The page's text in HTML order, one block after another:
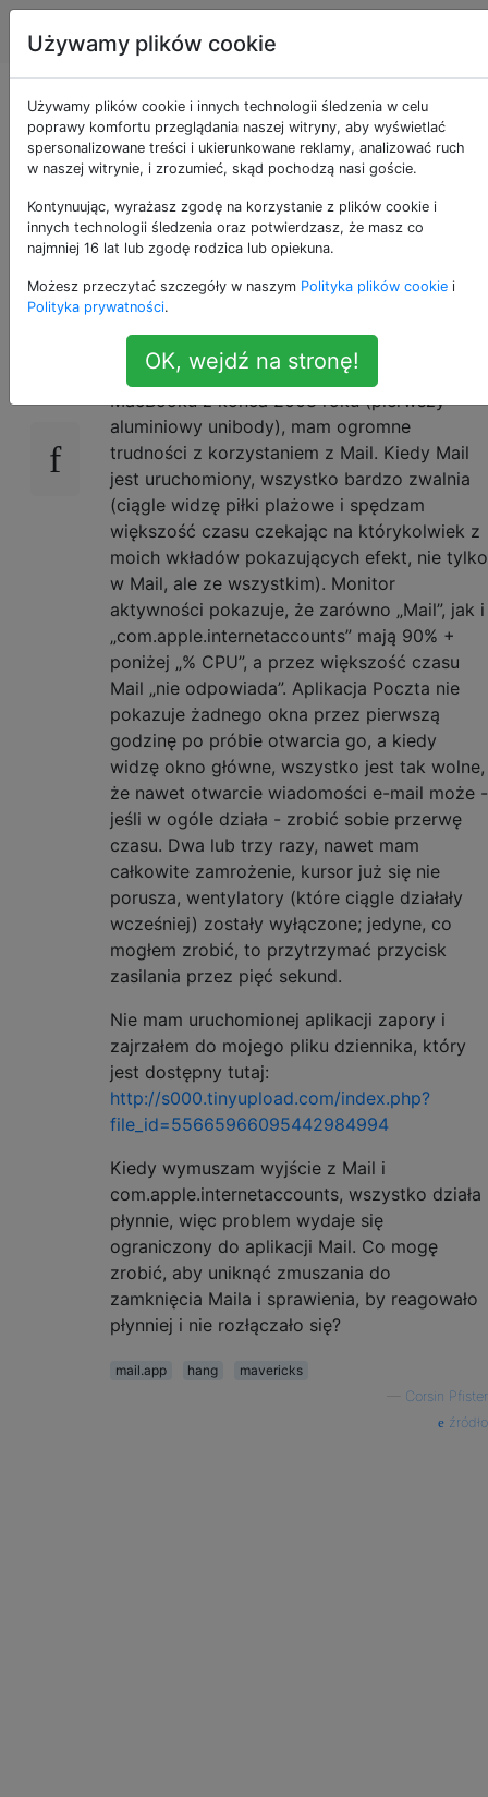
Apple Tagi
Mail.app działa
bardzo wolno w
systemie OS X 10.9
Mavericks
Ponieważ zaktualizowałem wersję Mavericks
dwa dni temu na moim 13-calowym
MacBooku z końca 2008 roku (pierwszy
aluminiowy unibody), mam ogromne
trudności z korzystaniem z Mail. Kiedy Mail
jest uruchomiony, wszystko bardzo zwalnia
(ciągle widzę piłki plażowe i spędzam
większość czasu czekając na którykolwiek z
moich wkładów pokazujących efekt, nie tylko
w Mail, ale ze wszystkim). Monitor
aktywności pokazuje, że zarówno „Mail”, jak i
„com.apple.internetaccounts” mają 90% +
poniżej „% CPU”, a przez większość czasu
Mail „nie odpowiada”. Aplikacja Poczta nie
pokazuje żadnego okna przez pierwszą
godzinę po próbie otwarcia go, a kiedy
widzę okno główne, wszystko jest tak wolne,
że nawet otwarcie wiadomości e-mail może -
jeśli w ogóle działa - zrobić sobie przerwę
czasu. Dwa lub trzy razy, nawet mam
całkowite zamrożenie, kursor już się nie
porusza, wentylatory (które ciągle działały
wcześniej) zostały wyłączone; jedyne, co
mogłem zrobić, to przytrzymać przycisk
zasilania przez pięć sekund.
Nie mam uruchomionej aplikacji zapory i
zajrzałem do mojego pliku dziennika, który
jest dostępny tutaj:
http://s000.tinyupload.com/index.php?
file_id=55665966095442984994
Kiedy wymuszam wyjście z Mail i
com.apple.internetaccounts, wszystko działa
płynnie, więc problem wydaje się
ograniczony do aplikacji Mail. Co mogę
zrobić, aby uniknąć zmuszania do
zamknięcia Maila i sprawienia, by reagowało
płynniej i nie rozłączało się?
mail.app hang
mavericks
Corsin Pfister
źródło
Używamy plików cookie
Używamy plików cookie i innych technologii śledzenia w celu
poprawy komfortu przeglądania naszej witryny, aby wyświetlać
spersonalizowane treści i ukierunkowane reklamy, analizować ruch
w naszej witrynie, i zrozumieć, skąd pochodzą nasi goście.
Kontynuując, wyrażasz zgodę na korzystanie z plików cookie i
innych technologii śledzenia oraz potwierdzasz, że masz co
najmniej 16 lat lub zgodę rodzica lub opiekuna.
Możesz przeczytać szczegóły w naszym Polityka plików cookie i
Polityka prywatności.
OK, wejdź na stronę!